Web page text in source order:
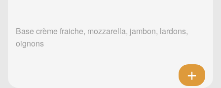
Base crème fraiche, mozzarella, jambon, lardons,
oignons